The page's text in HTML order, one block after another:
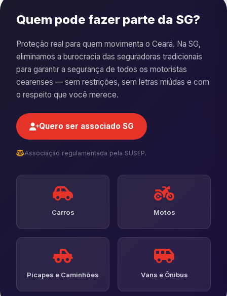
Quem pode fazer parte da SG?
Proteção real para quem movimenta o Ceará. Na SG,
eliminamos a burocracia das seguradoras tradicionais
para garantir a segurança de todos os motoristas
cearenses — sem restrições, sem letras miúdas e com
o respeito que você merece.
Quero ser associado SG
Associação regulamentada pela SUSEP.
Carros Motos
Picapes e Caminhões Vans e Ônibus